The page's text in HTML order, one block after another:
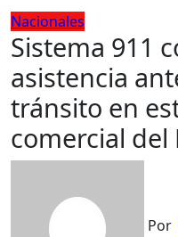
Nacionales
Sistema 911
asistencia
tránsito en
comercial
Por